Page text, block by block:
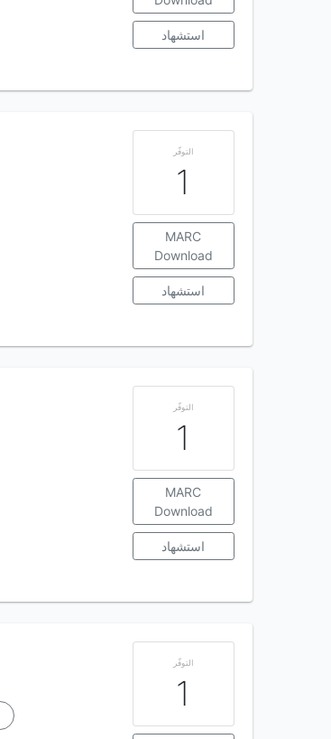
استشهاد
التوفّر
1
MARC
Download
استشهاد
التوفّر
1
MARC
Download
استشهاد
التوفّر
1